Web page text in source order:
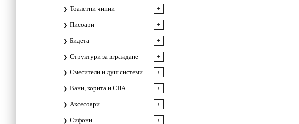
Тоалетни чинии
Писоари
Бидета
Структури за вграждане
Смесители и душ системи
Вани, корита и СПА
Аксесоари
Сифони